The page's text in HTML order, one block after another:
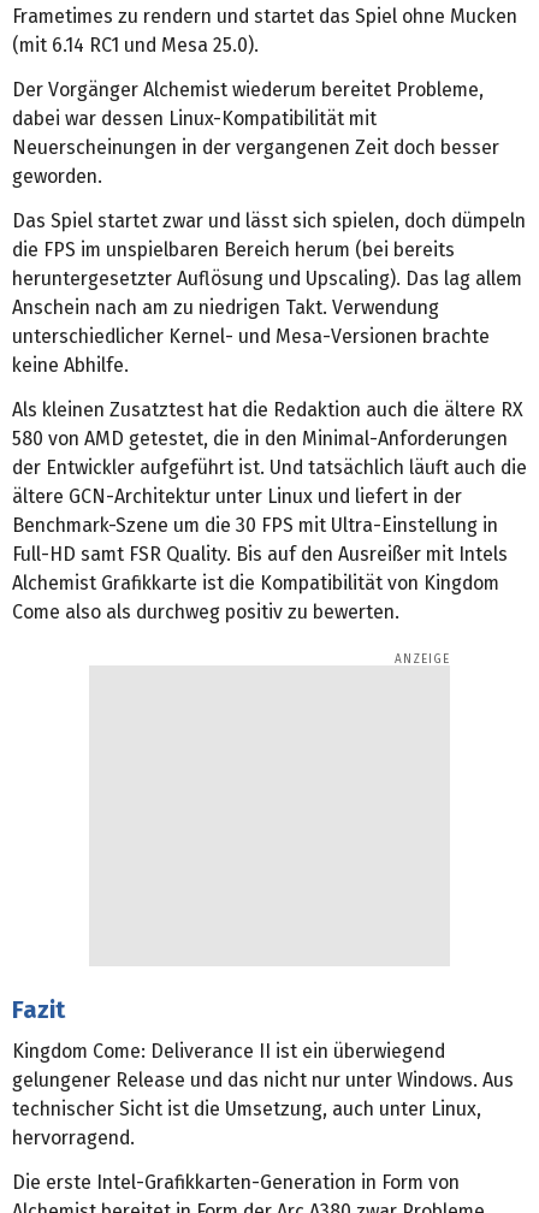
Frametimes zu rendern und startet das Spiel ohne Mucken
(mit 6.14 RC1 und Mesa 25.0).
Der Vorgänger Alchemist wiederum bereitet Probleme,
dabei war dessen Linux-Kompatibilität mit
Neuerscheinungen in der vergangenen Zeit doch besser
geworden.
Das Spiel startet zwar und lässt sich spielen, doch dümpeln
die FPS im unspielbaren Bereich herum (bei bereits
heruntergesetzter Auflösung und Upscaling). Das lag allem
Anschein nach am zu niedrigen Takt. Verwendung
unterschiedlicher Kernel- und Mesa-Versionen brachte
keine Abhilfe.
Als kleinen Zusatztest hat die Redaktion auch die ältere RX
580 von AMD getestet, die in den Minimal-Anforderungen
der Entwickler aufgeführt ist. Und tatsächlich läuft auch die
ältere GCN-Architektur unter Linux und liefert in der
Benchmark-Szene um die 30 FPS mit Ultra-Einstellung in
Full-HD samt FSR Quality. Bis auf den Ausreißer mit Intels
Alchemist Grafikkarte ist die Kompatibilität von Kingdom
Come also als durchweg positiv zu bewerten.
Fazit
Kingdom Come: Deliverance II ist ein überwiegend
gelungener Release und das nicht nur unter Windows. Aus
technischer Sicht ist die Umsetzung, auch unter Linux,
hervorragend.
Die erste Intel-Grafikkarten-Generation in Form von